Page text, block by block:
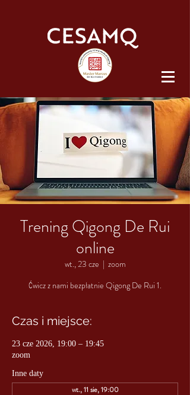
Trening Qigong De Rui
online
wt., 23 cze
  |
zoom
Ćwicz z nami bezpłatnie Qigong De Rui 1.
Czas i miejsce:
23 cze 2026, 19:00 – 19:45
zoom
Inne daty
wt., 11 sie, 19:00